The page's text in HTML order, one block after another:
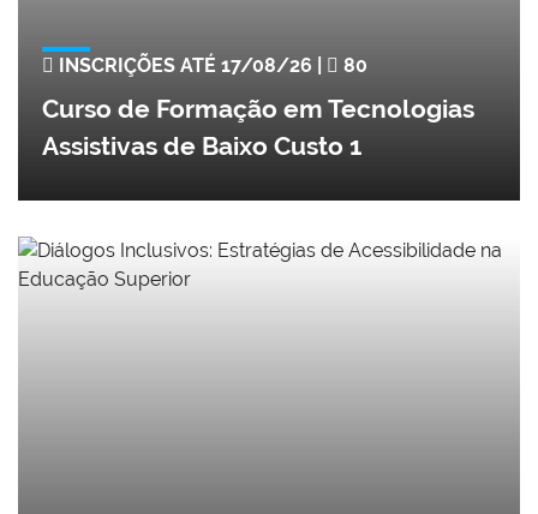
INSCRIÇÕES ATÉ 17/08/26 | 80
Curso de Formação em Tecnologias
Assistivas de Baixo Custo 1